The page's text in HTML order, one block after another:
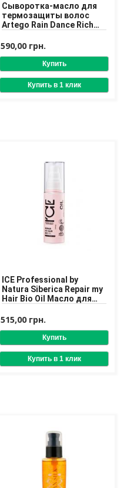
Сыворотка-масло для
термозащиты волос
Artego Rain Dance Rich
590,00 грн.
ICE Professional by
Natura Siberica Repair my
Hair Bio Oil Масло для
волос
515,00 грн.